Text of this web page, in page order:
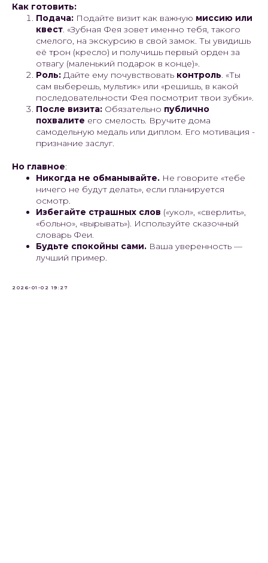
Как готовить:
Подача: Подайте визит как важную миссию или
квест. «Зубная Фея зовет именно тебя, такого
смелого, на экскурсию в свой замок. Ты увидишь
её трон (кресло) и получишь первый орден за
отвагу (маленький подарок в конце)».
Роль: Дайте ему почувствовать контроль. «Ты
сам выберешь, мультик» или «решишь, в какой
последовательности Фея посмотрит твои зубки».
После визита: Обязательно публично
похвалите его смелость. Вручите дома
самодельную медаль или диплом. Его мотивация -
признание заслуг.
Но главное:
Никогда не обманывайте. Не говорите «тебе
ничего не будут делать», если планируется
осмотр.
Избегайте страшных слов («укол», «сверлить»,
«больно», «вырывать»). Используйте сказочный
словарь Феи.
Будьте спокойны сами. Ваша уверенность —
лучший пример.
2026-01-02 19:27